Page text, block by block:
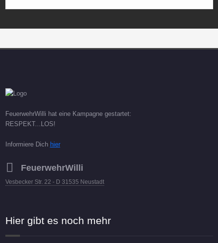
FeuerwehrWilli hat eine Kampagne gestartet:
RESPEKT...LOS!
Informiere Dich hier
FeuerwehrWilli
Vesbecker Str. 22 - D 31535 Neustadt
Hier gibt es noch mehr